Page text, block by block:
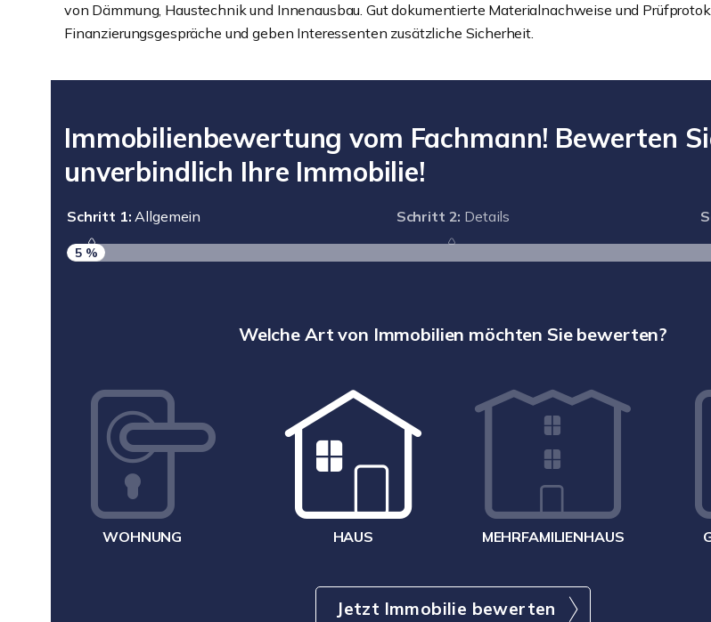
von Dämmung, Haustechnik und Innenausbau. Gut dokumentierte Materialnachweise und
Finanzierungsgespräche und geben Interessenten zusätzliche Sicherheit.
Immobilienbewertung vom Fachmann! Bewerten
unverbindlich Ihre Immobilie!
Schritt 1: Allgemein Schritt 2: Details
5 %
Welche Art von Immobilien möchten Sie bewerten?
WOHNUNG HAUS MEHRFAMILIENHAUS
Jetzt Immobilie bewerten